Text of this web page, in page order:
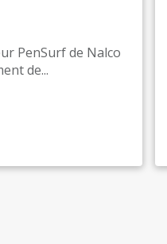
PenSurf de Nalco
de...